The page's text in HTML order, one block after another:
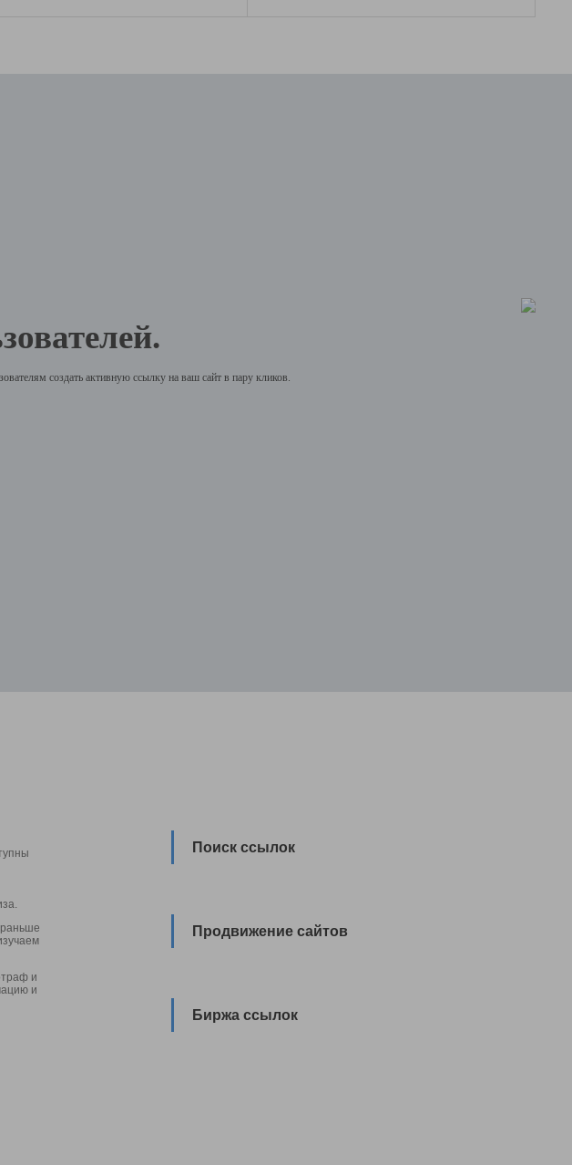
создать активную ссылку на ваш сайт в пару кликов.
и
и
Поиск ссылок
Продвижение сайтов
Биржа ссылок